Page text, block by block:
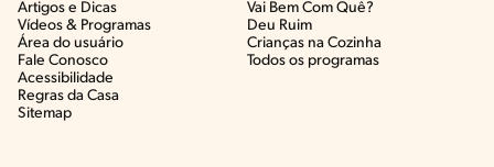
Artigos e Dicas​
Vídeos & Programas​
Área do usuário
Fale Conosco
Acessibilidade
Regras da Casa
Sitemap
Vai Bem Com Quê?​
Deu Ruim​
Crianças na Cozinha​
Todos os programas